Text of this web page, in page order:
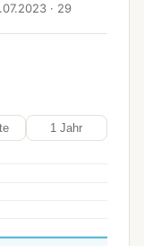
· 29
1 Jahr